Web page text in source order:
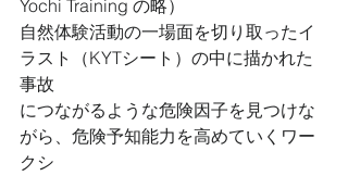
Yochi Training の略）
自然体験活動の一場面を切り取ったイ
ラスト（KYTシート）の中に描かれた
事故
につながるような危険因子を見つけな
がら、危険予知能力を高めていくワー
クシ